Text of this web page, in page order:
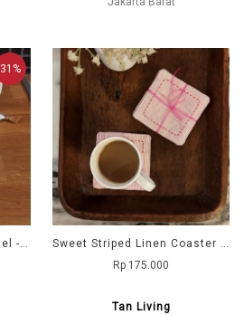
31%
Drink Coaster Stripe Tassel - Navy
Sweet Striped Linen Coaster - Pink
Rp 175.000
Tan Living